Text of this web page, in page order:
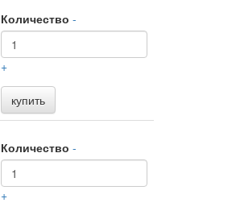
Количество -
+
купить
Количество -
+